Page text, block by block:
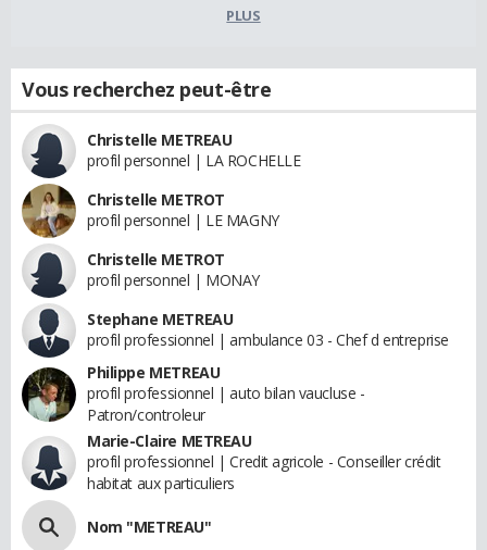
PLUS
Vous recherchez peut-être
Christelle METREAU
profil personnel | LA ROCHELLE
Christelle METROT
profil personnel | LE MAGNY
Christelle METROT
profil personnel | MONAY
Stephane METREAU
profil professionnel | ambulance 03 - Chef d entreprise
Philippe METREAU
profil professionnel | auto bilan vaucluse -
Patron/controleur
Marie-Claire METREAU
profil professionnel | Credit agricole - Conseiller crédit
habitat aux particuliers
Nom "METREAU"